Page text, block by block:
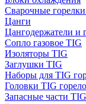
Сварочные
Цанги
Цангодержатели и
Сопло газовое TIG
Изоляторы TIG
Заглушки TIG
Наборы для TIG
Головки TIG
Запасные части TIG